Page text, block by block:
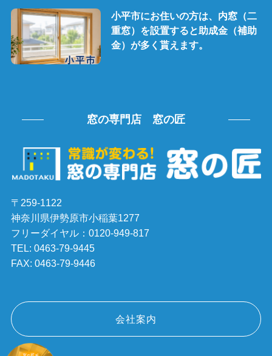
小平市にお住いの方は、内窓（二
重窓）を設置すると助成金（補助
金）が多く貰えます。
窓の専門店 窓の匠
〒259-1122
神奈川県伊勢原市小稲葉1277
フリーダイヤル：0120-949-817
TEL: 0463-79-9445
FAX: 0463-79-9446
会社案内